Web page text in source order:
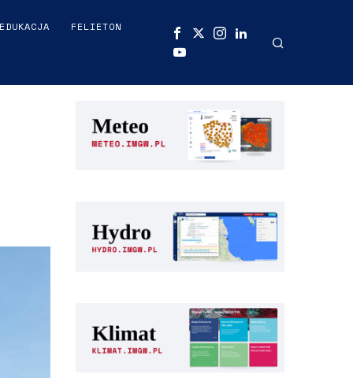
FELIETON